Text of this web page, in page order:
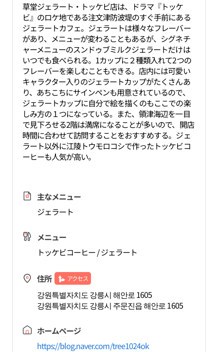
草堂ジェラート・トッケビ店は、ドラマ『トッケ
ビ』のロケ地である注文津防波堤のすぐ手前にある
ジェラートカフェ。ジェラートは様々なフレーバー
があり、メニューが変わることもあるが、シグネチ
ャーメニューのスンドゥブミルクジェラートだけは
いつでも食べられる。1カップに２種類入れて2つの
フレーバーを楽しむこともできる。店内には可愛い
キャラクター入りのジェラートカップがたくさんあ
り、あちこちにサインペンも用意されているので、
ジェラートカップに自分で絵を描くのもここでの楽
しみ方の１つになっている。また、領津海辺を一目
で見下ろせる2階は満席になることが多いので、開店
時間に合わせて訪問することをおすすめする。ジェ
ラート以外に江陵トウモロコシで作ったトッケビコ
ーヒーも人気が高い。
主なメニュー
ジェラート
メニュー
トッケビコーヒー / ジェラート
住所 アクセス
강원특별자치도 강릉시 해안로 1605
강원특별자치도 강릉시 주문진읍 해안로 1605
ホームページ
https://blog.naver.com/tree1024ok